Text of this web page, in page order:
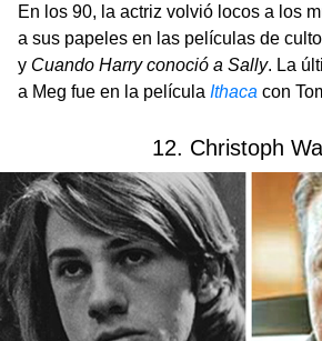
En los 90, la actriz volvió locos a los
a sus papeles en las películas de culto
y Cuando Harry conoció a Sally. La
a Meg fue en la película Ithaca con
12. Christoph